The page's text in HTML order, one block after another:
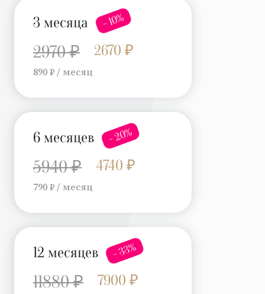
3 месяца - 10%
2970 ₽ 2670 ₽
890 ₽ / месяц
6 месяцев - 20%
5940 ₽ 4740 ₽
790 ₽ / месяц
12 месяцев - 33%
11880 ₽ 7900 ₽